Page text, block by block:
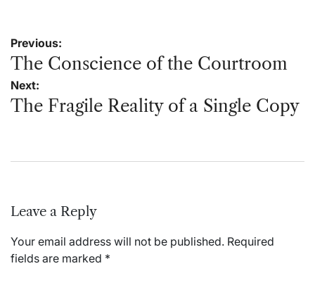
Post
navigation
Previous:
The Conscience of the Courtroom
Next:
The Fragile Reality of a Single Copy
Leave a Reply
Your email address will not be published. Required
fields are marked *